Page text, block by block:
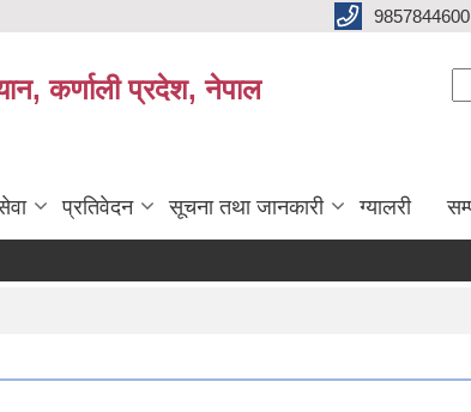
9857844600
कर्णाली प्रदेश, नेपाल
प्रतिवेदन सूचना तथा जानकारी ग्यालरी